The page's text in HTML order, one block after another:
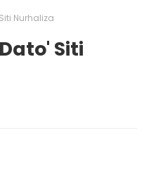
Nurhaliza
Siti